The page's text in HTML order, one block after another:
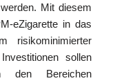
Mit diesem
eZigarette in das
risikominimierter
sollen
den Bereichen